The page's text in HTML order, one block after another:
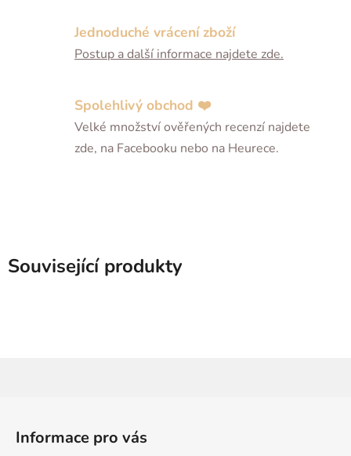
Jednoduché vrácení zboží
Postup a další informace najdete zde.
Spolehlivý obchod ❤️
Velké množství ověřených recenzí najdete
zde, na Facebooku nebo na Heurece.
Související produkty
Informace pro vás